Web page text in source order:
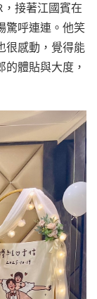
，接著江國賓在
驚呼連連。他笑
很感動，覺得能
體貼與大度，